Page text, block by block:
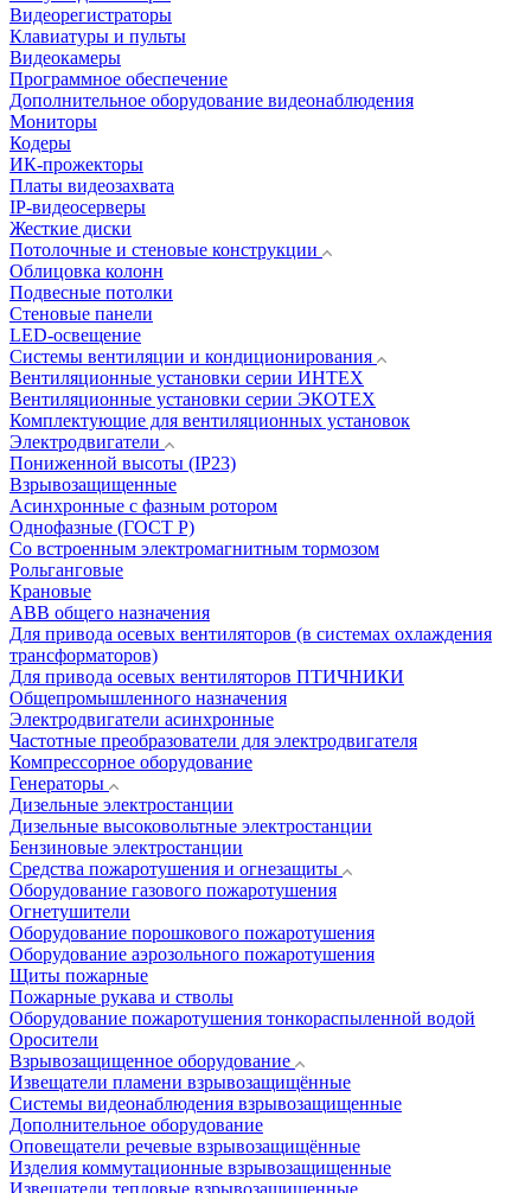
Видеорегистраторы
Клавиатуры и пульты
Видеокамеры
Программное обеспечение
Дополнительное оборудование видеонаблюдения
Мониторы
Кодеры
ИК-прожекторы
Платы видеозахвата
IP-видеосерверы
Жесткие диски
Потолочные и стеновые конструкции
Облицовка колонн
Подвесные потолки
Стеновые панели
LED-освещение
Системы вентиляции и кондиционирования
Вентиляционные установки серии ИНТЕХ
Вентиляционные установки серии ЭКОТЕХ
Комплектующие для вентиляционных установок
Электродвигатели
Пониженной высоты (IP23)
Взрывозащищенные
Асинхронные с фазным ротором
Однофазные (ГОСТ Р)
Со встроенным электромагнитным тормозом
Рольганговые
Крановые
АВВ общего назначения
Для привода осевых вентиляторов (в системах охлаждения
трансформаторов)
Для привода осевых вентиляторов ПТИЧНИКИ
Общепромышленного назначения
Электродвигатели асинхронные
Частотные преобразователи для электродвигателя
Компрессорное оборудование
Генераторы
Дизельные электростанции
Дизельные высоковольтные электростанции
Бензиновые электростанции
Средства пожаротушения и огнезащиты
Оборудование газового пожаротушения
Огнетушители
Оборудование порошкового пожаротушения
Оборудование аэрозольного пожаротушения
Щиты пожарные
Пожарные рукава и стволы
Оборудование пожаротушения тонкораспыленной водой
Оросители
Взрывозащищенное оборудование
Извещатели пламени взрывозащищённые
Системы видеонаблюдения взрывозащищенные
Дополнительное оборудование
Оповещатели речевые взрывозащищённые
Изделия коммутационные взрывозащищенные
Извещатели тепловые взрывозащищенные